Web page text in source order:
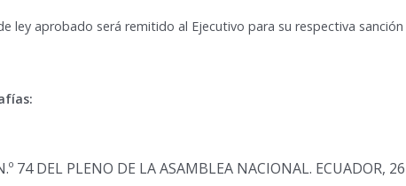
ley aprobado será remitido al Ejecutivo para su respectiva